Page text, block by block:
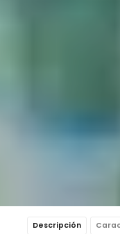
Descripción